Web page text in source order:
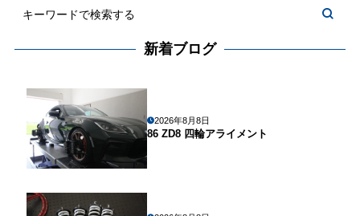
新着ブログ
2026年8月8日
86 ZD8 四輪アライメント